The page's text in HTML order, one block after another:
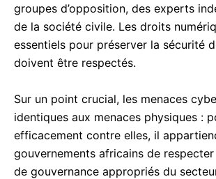
groupes d’opposition, des experts
de la société civile. Les droits
essentiels pour préserver la sécurité
doivent être respectés.
Sur un point crucial, les menaces
identiques aux menaces physiques :
efficacement contre elles, il
gouvernements africains de
de gouvernance appropriés du